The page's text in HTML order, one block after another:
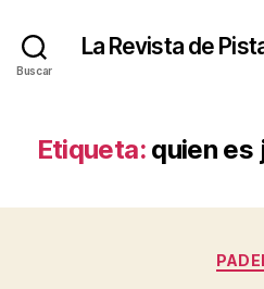
Buscar
La Revista de
Etiqueta: quien es